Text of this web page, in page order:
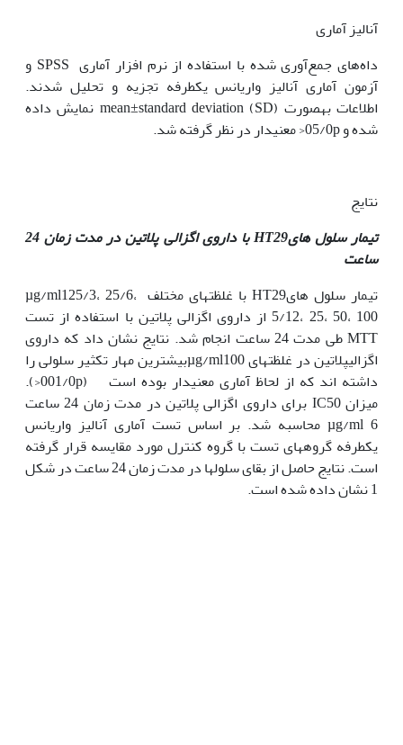
آنالیز آماری
داه‌های جمع‌آوری شده با استفاده از نرم افزار آماری SPSS و
آزمون‌ آماری آنالیز واریانس یک‫طرفه تجزیه و تحلیل شدند.
اطلاعات به‫صورت mean±standard deviation (SD) نمایش داده
شده و 05/0­p< معنی‫دار در نظر گرفته شد.
نتایج
تیمار سلول هایHT29
با داروی اگزالی پلاتین در مدت زمان 24
ساعت
تیمار سلول هایHT29 با غلظت‫های مختلف µg/ml125/3، 25/6،
5/12، 25، 50، 100 از داروی اگزالی پلاتین با استفاده از تست
MTT طی مدت 24 ساعت انجام شد. نتایج نشان داد که داروی
اگزالی­پلاتین در غلظت­های µg/ml100بیشترین مهار تکثیر سلولی را
داشته اند که از لحاظ آماری معنی‫دار بوده است (001/0p<).
میزان IC50 برای داروی اگزالی پلاتین در مدت زمان 24 ساعت
µg/ml 6 محاسبه شد. بر اساس تست آماری آنالیز واریانس
یک‫طرفه گروه­های تست با گروه کنترل مورد مقایسه قرار گرفته
است. نتایج حاصل از بقای سلول‫ها در مدت زمان 24 ساعت در شکل
1 نشان داده شده است.